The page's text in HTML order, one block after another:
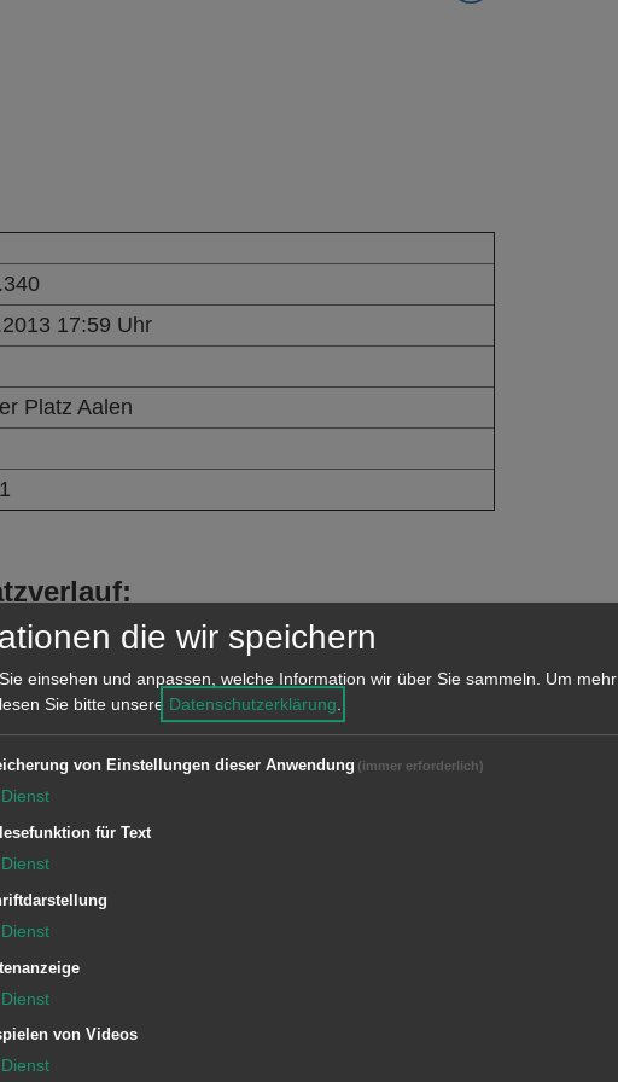
17:59 Uhr
Platz Aalen
behoben.die wir speichern
einsehen und anpassen, welche Information wir über Sie sammeln. Um mehr
Sie bitte unsere Datenschutzerklärung.
von Einstellungen dieser Anwendung (immer erforderlich)
Dienst
für Text
Dienst
Dienst
Dienst
von Videos
Dienst